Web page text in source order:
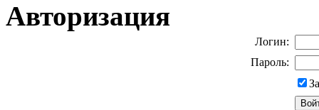
Авторизация
Логин:
Пароль: